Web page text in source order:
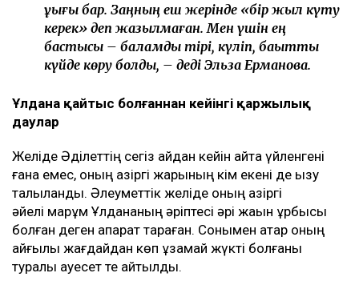
құқығы бар. Заңның еш жерінде «бір жыл күту
керек» деп жазылмаған. Мен үшін ең
бастысы – баламды тірі, күліп, бақытты
күйде көру болды, – деді Эльза Ерманова.
Ұлдана қайтыс болғаннан кейінгі қаржылық
даулар
Желіде Әділеттің сегіз айдан кейін қайта үйленгені
ғана емес, оның қазіргі жарының кім екені де қызу
талқыланды. Әлеуметтік желіде оның қазіргі
әйелі марқұм Ұлдананың әріптесі әрі жақын құрбысы
болған деген ақпарат тараған. Сонымен қатар оның
қайғылы жағдайдан көп ұзамай жүкті болғаны
туралы қауесет те айтылды.